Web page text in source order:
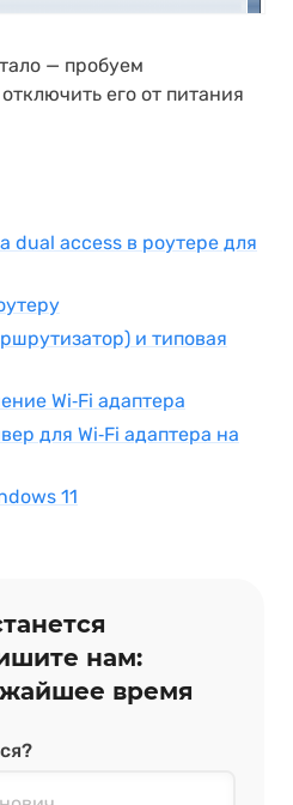
— пробуем
его от питания
dual access в роутере для
и типовая
Wi‑Fi адаптера
для Wi‑Fi адаптера на
11
нам:
время